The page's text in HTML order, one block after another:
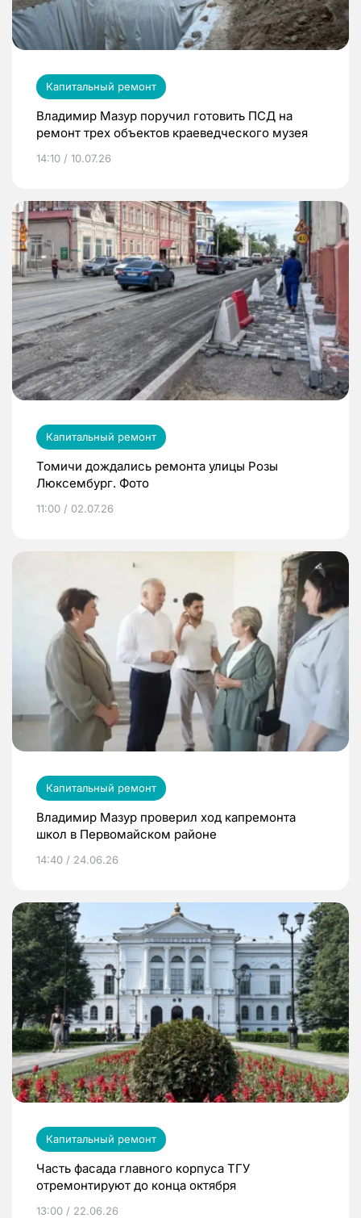
Капитальный ремонт
Владимир Мазур поручил готовить ПСД на
ремонт трех объектов краеведческого музея
14:10 / 10.07.26
Капитальный ремонт
Томичи дождались ремонта улицы Розы
Люксембург. Фото
11:00 / 02.07.26
Капитальный ремонт
Владимир Мазур проверил ход капремонта
школ в Первомайском районе
14:40 / 24.06.26
Капитальный ремонт
Часть фасада главного корпуса ТГУ
отремонтируют до конца октября
13:00 / 22.06.26